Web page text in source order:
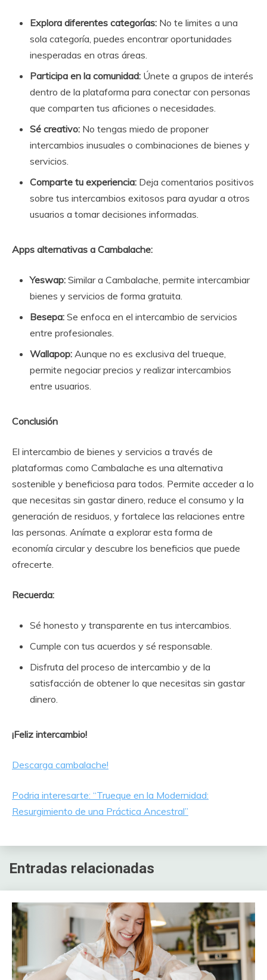
Explora diferentes categorías: No te limites a una
sola categoría, puedes encontrar oportunidades
inesperadas en otras áreas.
Participa en la comunidad: Únete a grupos de interés
dentro de la plataforma para conectar con personas
que comparten tus aficiones o necesidades.
Sé creativo: No tengas miedo de proponer
intercambios inusuales o combinaciones de bienes y
servicios.
Comparte tu experiencia: Deja comentarios positivos
sobre tus intercambios exitosos para ayudar a otros
usuarios a tomar decisiones informadas.
Apps alternativas a Cambalache:
Yeswap: Similar a Cambalache, permite intercambiar
bienes y servicios de forma gratuita.
Besepa: Se enfoca en el intercambio de servicios
entre profesionales.
Wallapop: Aunque no es exclusiva del trueque,
permite negociar precios y realizar intercambios
entre usuarios.
Conclusión
El intercambio de bienes y servicios a través de
plataformas como Cambalache es una alternativa
sostenible y beneficiosa para todos. Permite acceder a lo
que necesitas sin gastar dinero, reduce el consumo y la
generación de residuos, y fortalece las relaciones entre
las personas. Anímate a explorar esta forma de
economía circular y descubre los beneficios que puede
ofrecerte.
Recuerda:
Sé honesto y transparente en tus intercambios.
Cumple con tus acuerdos y sé responsable.
Disfruta del proceso de intercambio y de la
satisfacción de obtener lo que necesitas sin gastar
dinero.
¡Feliz intercambio!
Descarga cambalache!
Podria interesarte: “Trueque en la Modernidad:
Resurgimiento de una Práctica Ancestral”
Entradas relacionadas